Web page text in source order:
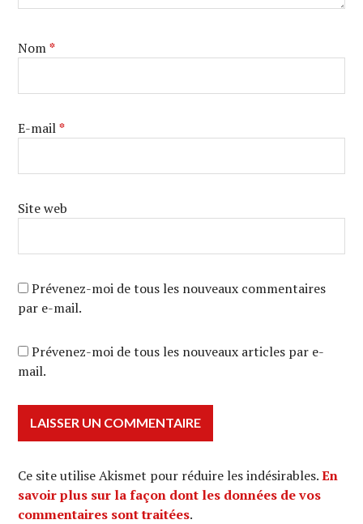
Nom*
E-mail*
Site web
Prévenez-moi de tous les nouveaux commentaires
par e-mail.
Prévenez-moi de tous les nouveaux articles par e-
mail.
Ce site utilise Akismet pour réduire les indésirables.En
savoir plus sur la façon dont les données de vos
commentaires sont traitées.